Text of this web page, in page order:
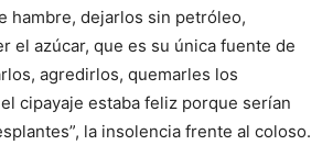
hambre, dejarlos sin petróleo,
el azúcar, que es su única fuente de
agredirlos, quemarles los
cipayaje estaba feliz porque serían
la insolencia frente al coloso.